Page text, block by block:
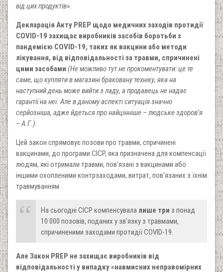
від цих продуктів».
Декларація Акту PREP щодо медичних заходів протидії
COVID-19 захищає виробників засобів боротьби з
пандемією COVID-19, таких як вакцини або методи
лікування, від відповідальності за травми, спричинені
цими засобами (Не можливо тут не прокоментувати: це те
саме, що купляти в магазині браковану техніку, яка на
наступний день може вийти з ладу, а продавець не надає
гарантії на неї. Але в даному аспекті ситуація значно
серйозніша, адже йдеться про найцінніше – людське здоров’я
– А.Г.).
Цей закон спрямовує позови про травми, спричинені
вакцинами, до програми CICP, яка призначена для компенсації
людям, які отримали травми, пов'язані з вакцинами або
іншими охопленими контрзаходами, витрат, пов'язаних з їхнім
травмуванням.
На сьогодні CICP компенсувала лише три з понад
10 000 позовів, поданих у зв'язку з травмами,
спричиненими заходами протидії COVID-19.
Але Закон PREP не захищає виробників від
відповідальності у випадку «навмисних неправомірних